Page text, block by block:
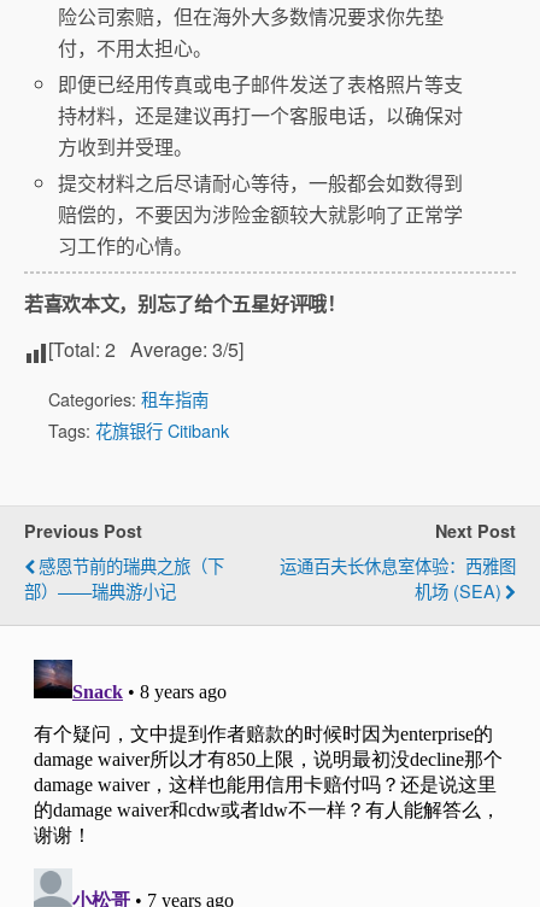
险公司索赔，但在海外大多数情况要求你先垫
付，不用太担心。
即便已经用传真或电子邮件发送了表格照片等支
持材料，还是建议再打一个客服电话，以确保对
方收到并受理。
提交材料之后尽请耐心等待，一般都会如数得到
赔偿的，不要因为涉险金额较大就影响了正常学
习工作的心情。
若喜欢本文，别忘了给个五星好评哦！
[Total: 2 Average: 3/5]
Categories: 租车指南
Tags: 花旗银行 Citibank
Previous Post
感恩节前的瑞典之旅（下
部）——瑞典游小记
Next Post
运通百夫长休息室体验：西雅图
机场 (SEA)